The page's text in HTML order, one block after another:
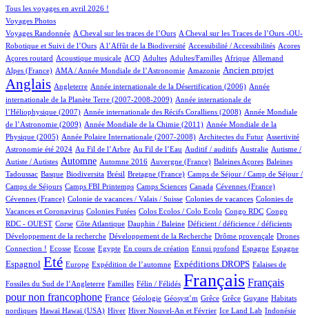
Tous les voyages en avril 2026 !
229/1151
Voyages Photos
180/1151
Voyages Randonnée
6/1151 A Cheval sur les traces de l’Ours
4/1151
A Cheval sur les Traces de l’Ours -OU-
Robotique et Suivi de l’Ours
5/1151 A l’Affût de la Biodiversité
1/1151 Accessibilité / Accessibilités
8/1151 Acores
1/1151
Açores routard
2/1151 Acoustique musicale
100/1151 ACQ
39/1151 Adultes
17/1151 Adultes/Familles
2/1151 Afrique
83/1151 Allemand
26/1151
Alpes (France)
17/1151 AMA / Année Mondiale de l’Astronomie
16/1151 Amazonie
356/1151 Ancien projet
880/1151
Anglais
63/1151 Angleterre
8/1151 Année internationale de la Désertification (2006)
16/1151
Année
internationale de la Planète Terre (2007-2008-2009)
6/1151
Année internationale de
l’Héliophysique (2007)
3/1151 Année internationale des Récifs Coralliens (2008)
16/1151
Année Mondiale
de l’Astronomie (2009)
3/1151 Année Mondiale de la Chimie (2011)
19/1151
Année Mondiale de la
Physique (2005)
5/1151 Année Polaire Internationale (2007-2008)
4/1151 Architectes du Futur
1/1151 Assertivité
67/1151
Astronomie été 2024
29/1151 Au Fil de l’Arbre
15/1151 Au Fil de l’Eau
1/1151 Auditif / auditifs
3/1151 Australie
1/1151
Autisme /
Autiste / Autistes
513/1151 Automne
4/1151 Automne 2016
8/1151 Auvergne (France)
1/1151 Baleines Açores
2/1151
Baleines
Tadoussac
2/1151 Basque
117/1151 Biodiversita
1/1151 Brésil
18/1151 Bretagne (France)
120/1151
Camps de Séjour / Camp de Séjour /
Camps de Séjours
4/1151 Camps FBI Printemps
23/1151 Camps Sciences
4/1151 Canada
2/1151 Cévennes (France)
1/1151
Cévennes (France)
1/1151 Colonie de vacances / Valais / Suisse
3/1151 Colonies de vacances
3/1151
Colonies de
Vacances et Coronavirus
1/1151 Colonies Futées
1/1151 Colos Ecolos / Colo Ecolo
2/1151 Congo RDC
2/1151
Congo
RDC - OUEST
1/1151 Corse
17/1151 Côte Atlantique
1/1151 Dauphin / Baleine
1/1151 Déficient / déficience / déficients
1/1151
Développement de la recherche
1/1151 Développement de la Recherche
2/1151 Drôme provençale
26/1151
Drones
Connection !
2/1151 Ecosse
2/1151 Ecosse
1/1151 Egypte
30/1151 En cours de création
1/1151 Ennui profond
27/1151 Espagne
26/1151 Espagne
287/1151
Espagnol
860/1151Eté
16/1151 Europe
208/1151 Expédition de l’automne
312/1151 Expéditions DROPS
4/1151 Falaises de
Fossiles du Sud de l’Angleterre Familles Félin / Félidés Français Français
pour non francophone
361/1151 France
56/1151 Géologie
2/1151 Géosyst’m
1/1151 Grêce
1/1151 Grêce
1/1151 Guyane
5/1151
Habitats
nordiques
3/1151 Hawaï
3/1151 Hawaï (USA)
192/1151 Hiver
31/1151 Hiver Nouvel-An et Février
10/1151 Ice Land Lab
1/1151 Indonésie
1/1151